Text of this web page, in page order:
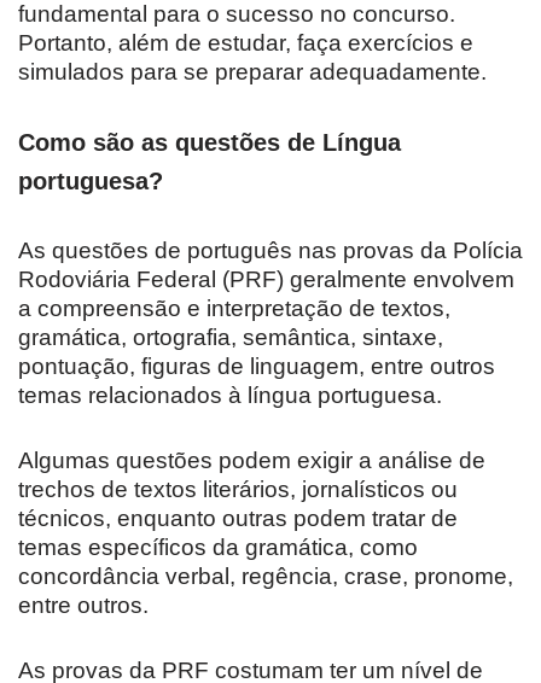
fundamental para o sucesso no concurso.
Portanto, além de estudar, faça exercícios e
simulados para se preparar adequadamente.
Como são as questões de Língua
portuguesa?
As questões de português nas provas da Polícia
Rodoviária Federal (PRF) geralmente envolvem
a compreensão e interpretação de textos,
gramática, ortografia, semântica, sintaxe,
pontuação, figuras de linguagem, entre outros
temas relacionados à língua portuguesa.
Algumas questões podem exigir a análise de
trechos de textos literários, jornalísticos ou
técnicos, enquanto outras podem tratar de
temas específicos da gramática, como
concordância verbal, regência, crase, pronome,
entre outros.
As provas da PRF costumam ter um nível de